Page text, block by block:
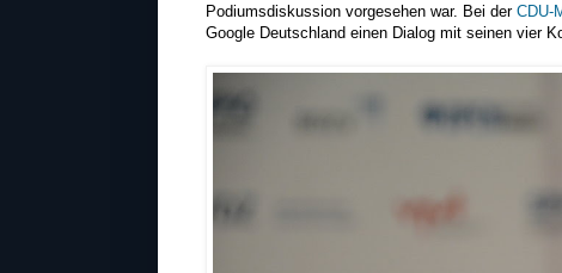
Podiumsdiskussion vorgesehen war. Bei der CDU-
Google Deutschland einen Dialog mit seinen vier